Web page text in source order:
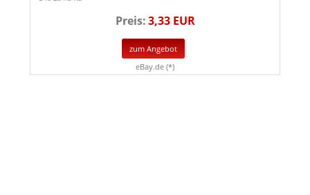
Preis:3,33 EUR
zum Angebot
eBay.de (*)